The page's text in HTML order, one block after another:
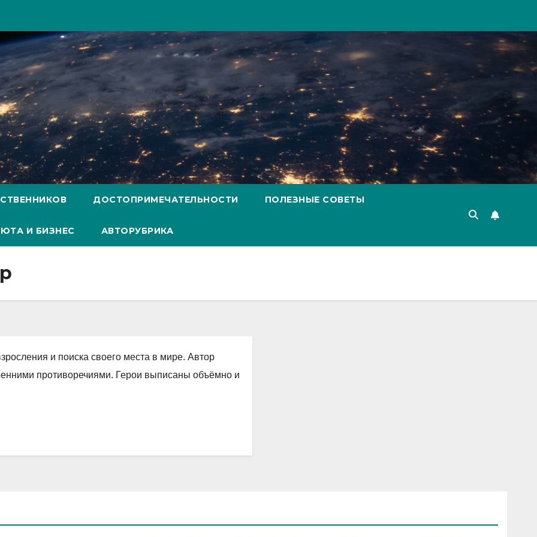
ДОСТОПРИМЕЧАТЕЛЬНОСТИ ПОЛЕЗНЫЕ СОВЕТЫ
И БИЗНЕС АВТОРУБРИКА
и поиска своего места в мире. Автор
противоречиями. Герои выписаны объёмно и